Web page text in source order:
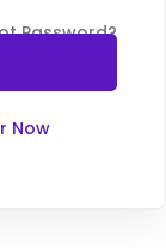
Password?
Now